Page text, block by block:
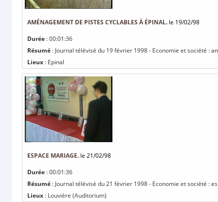
AMÉNAGEMENT DE PISTES CYCLABLES À ÉPINAL. le 19/02/98
Durée : 00:01:36
Résumé : Journal télévisé du 19 février 1998 - Economie et société :
Lieux : Epinal
ESPACE MARIAGE. le 21/02/98
Durée : 00:01:36
Résumé : Journal télévisé du 21 février 1998 - Economie et société :
Lieux : Louvière (Auditorium)